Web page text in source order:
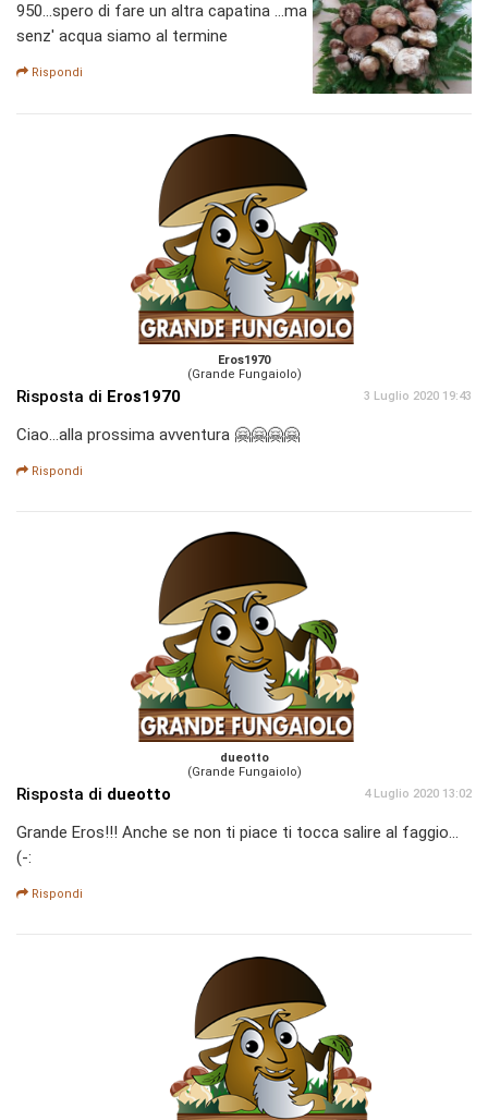
950...spero di fare un altra capatina ...ma
senz' acqua siamo al termine
Rispondi
Eros1970
(Grande Fungaiolo)
Risposta di Eros1970 3 Luglio 2020 19:43
Ciao...alla prossima avventura 🤗🤗🤗🤗
Rispondi
dueotto
(Grande Fungaiolo)
Risposta di dueotto 4 Luglio 2020 13:02
Grande Eros!!! Anche se non ti piace ti tocca salire al faggio...
(-:
Rispondi